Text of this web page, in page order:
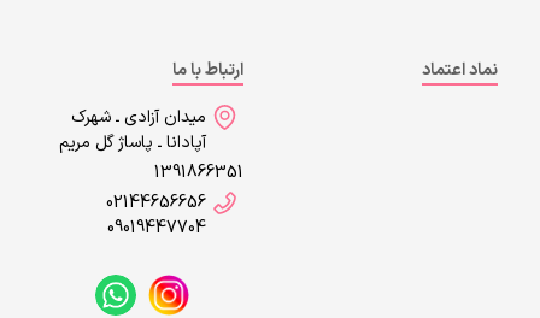
نماد اعتماد
ارتباط با ما
میدان آزادی ـ شهرک
آپادانا ـ پاساژ گل مریم
1391866351
02144656656
09019447704